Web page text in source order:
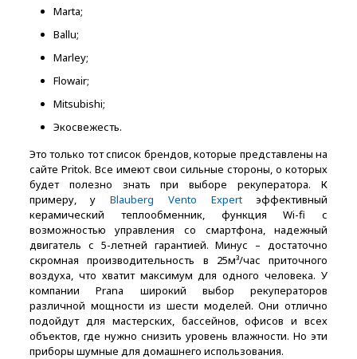
Marta;
Ballu;
Marley;
Flowair;
Mitsubishi;
Экосвежесть.
Это только тот список брендов, которые представлены на
сайте Pritok. Все имеют свои сильные стороны, о которых
будет полезно знать при выборе рекуператора. К
примеру, уBlauberg Vento Expertэффективный
керамический теплообменник, функция Wi-fi с
возможностью управления со смартфона, надежный
двигатель с 5-летней гарантией. Минус – достаточно
скромная производительность в 25м³/час приточного
воздуха, что хватит максимум для одного человека. У
компании Prana широкий выбор рекуператоров
различной мощности из шести моделей. Они отлично
подойдут для мастерских, бассейнов, офисов и всех
объектов, где нужно снизить уровень влажности. Но эти
приборы шумные для домашнего использования.